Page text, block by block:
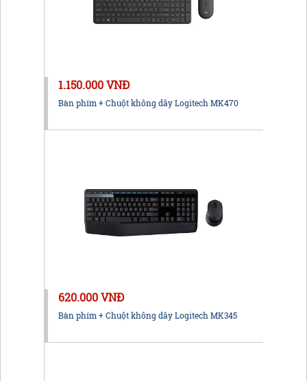
1.150.000 VNĐ
Bàn phím + Chuột không dây Logitech MK470
620.000 VNĐ
Bàn phím + Chuột không dây Logitech MK345